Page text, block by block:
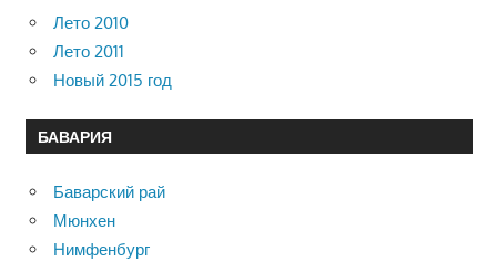
Лето 2010
Лето 2011
Новый 2015 год
БАВАРИЯ
Баварский рай
Мюнхен
Нимфенбург